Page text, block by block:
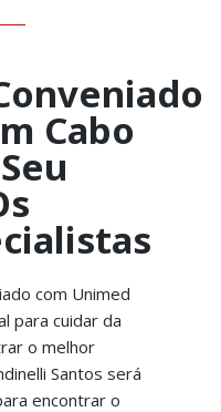
Cabo
com Unimed
para cuidar da
o melhor
Santos será
encontrar o